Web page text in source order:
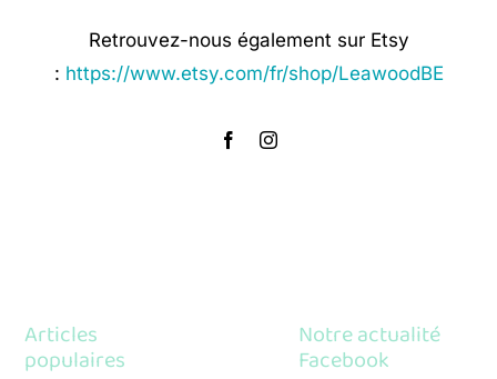
Retrouvez-nous également sur Etsy
: https://www.etsy.com/fr/shop/LeawoodBE
Articles
populaires
Notre actualité
Facebook